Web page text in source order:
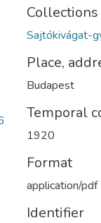
Collections
Sajtókivágat-
Place,
Budapest
Temporal
1920
Format
application/pdf
Identifier